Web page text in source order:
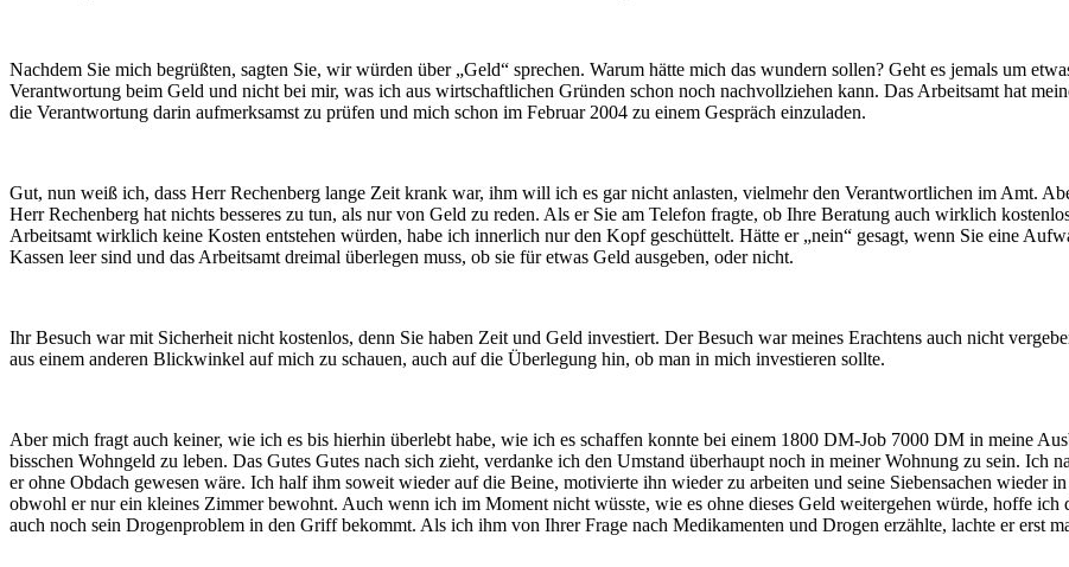
Nachdem Sie mich begrüßten, sagten Sie, wir würden über „Geld“ sprechen. Warum hätte mich das wundern sollen? Geht es jemals um
Verantwortung beim Geld und nicht bei mir, was ich aus wirtschaftlichen Gründen schon noch nachvollziehen kann. Das Arbeitsamt hat
die Verantwortung darin aufmerksamst zu prüfen und mich schon im Februar 2004 zu einem Gespräch einzuladen.
Gut, nun weiß ich, dass Herr Rechenberg lange Zeit krank war, ihm will ich es gar nicht anlasten, vielmehr den Verantwortlichen im Amt.
Herr Rechenberg hat nichts besseres zu tun, als nur von Geld zu reden. Als er Sie am Telefon fragte, ob Ihre Beratung auch wirklich
Arbeitsamt wirklich keine Kosten entstehen würden, habe ich innerlich nur den Kopf geschüttelt. Hätte er „nein“ gesagt, wenn Sie eine
Kassen leer sind und das Arbeitsamt dreimal überlegen muss, ob sie für etwas Geld ausgeben, oder nicht.
Ihr Besuch war mit Sicherheit nicht kostenlos, denn Sie haben Zeit und Geld investiert. Der Besuch war meines Erachtens auch nicht
aus einem anderen Blickwinkel auf mich zu schauen, auch auf die Überlegung hin, ob man in mich investieren sollte.
Aber mich fragt auch keiner, wie ich es bis hierhin überlebt habe, wie ich es schaffen konnte bei einem 1800 DM-Job 7000 DM in meine
bisschen Wohngeld zu leben. Das Gutes Gutes nach sich zieht, verdanke ich den Umstand überhaupt noch in meiner Wohnung zu sein. Ich
er ohne Obdach gewesen wäre. Ich half ihm soweit wieder auf die Beine, motivierte ihn wieder zu arbeiten und seine Siebensachen wieder
obwohl er nur ein kleines Zimmer bewohnt. Auch wenn ich im Moment nicht wüsste, wie es ohne dieses Geld weitergehen würde, hoffe ich
auch noch sein Drogenproblem in den Griff bekommt. Als ich ihm von Ihrer Frage nach Medikamenten und Drogen erzählte, lachte er erst